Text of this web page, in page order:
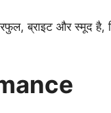
ब्राइट और स्मूद है,